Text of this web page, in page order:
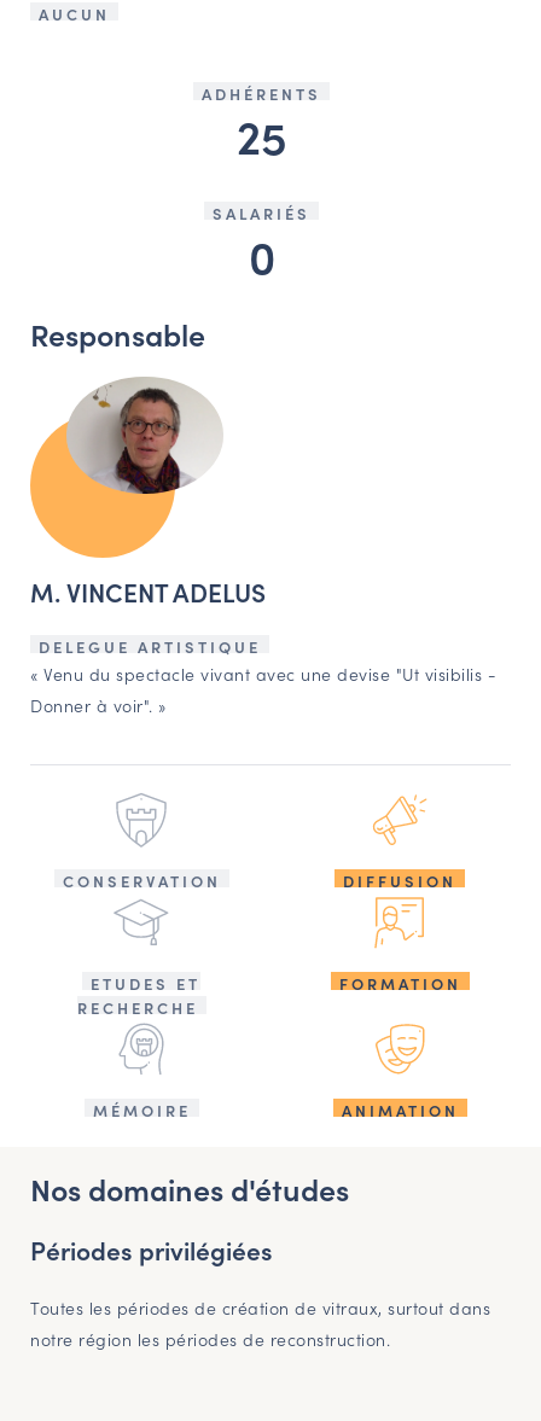
AUCUN
ADHÉRENTS
25
SALARIÉS
0
Responsable
M. VINCENT ADELUS
DELEGUE ARTISTIQUE
« Venu du spectacle vivant avec une devise "Ut visibilis -
Donner à voir". »
CONSERVATION DIFFUSION
ETUDES ET
RECHERCHE
FORMATION
MÉMOIRE ANIMATION
Nos domaines d'études
Périodes privilégiées
Toutes les périodes de création de vitraux, surtout dans
notre région les périodes de reconstruction.